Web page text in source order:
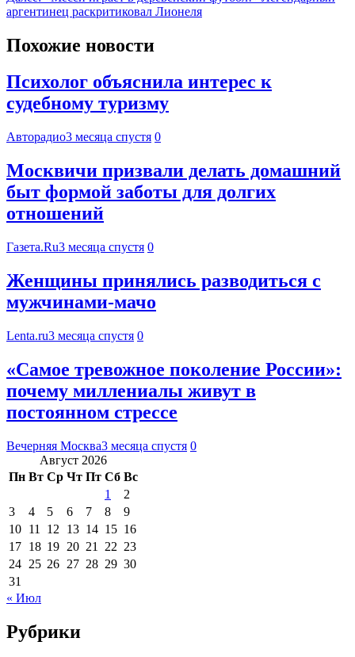
аргентинец раскритиковал Лионеля
Похожие новости
Психолог объяснила интерес к
судебному туризму
Авторадио3 месяца спустя 0
Москвичи призвали делать домашний
быт формой заботы для долгих
отношений
Газета.Ru3 месяца спустя 0
Женщины принялись разводиться с
мужчинами-мачо
Lenta.ru3 месяца спустя 0
«Самое тревожное поколение России»:
почему миллениалы живут в
постоянном стрессе
Вечерняя Москва3 месяца спустя 0
Август 2026
Пн Вт Ср Чт Пт Сб Вс
1
2
3
4 5 6 7 8
9
10 11 12 13 14 15 16
17 18 19 20 21 22 23
24 25 26 27 28 29 30
31
« Июл
Рубрики